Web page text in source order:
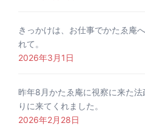
きっかけは、お仕事でかたゑ庵
れて。
2026年3月1日
昨年8月かたゑ庵に視察に来た
りに来てくれました。
2026年2月28日